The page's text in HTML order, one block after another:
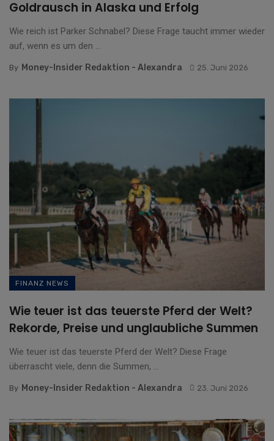
Goldrausch in Alaska und Erfolg
Wie reich ist Parker Schnabel? Diese Frage taucht immer wieder
auf, wenn es um den ...
By Money-Insider Redaktion - Alexandra 25. Juni 2026
FINANZ NEWS
Wie teuer ist das teuerste Pferd der Welt?
Rekorde, Preise und unglaubliche Summen
Wie teuer ist das teuerste Pferd der Welt? Diese Frage
überrascht viele, denn die Summen, ...
By Money-Insider Redaktion - Alexandra 23. Juni 2026